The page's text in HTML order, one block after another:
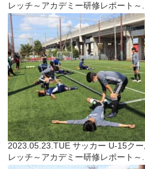
レッチ～アカデミー研修レポート～
2023.05.23.TUE サッカー U-15ク
レッチ～アカデミー研修レポート～